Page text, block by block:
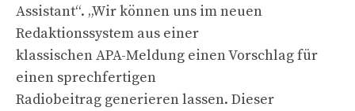
Assistant“. „Wir können uns im neuen
Redaktionssystem aus einer
klassischen APA-Meldung einen Vorschlag für
einen sprechfertigen
Radiobeitrag generieren lassen. Dieser